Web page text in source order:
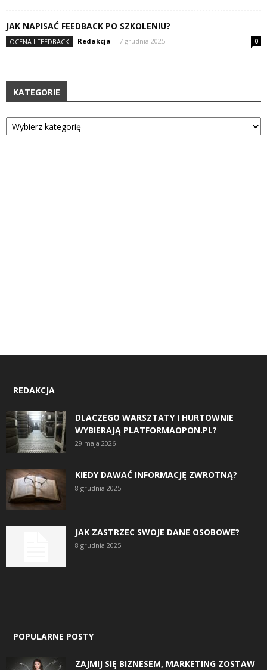
JAK NAPISAĆ FEEDBACK PO SZKOLENIU?
OCENA I FEEDBACK Redakcja - 7 grudnia 2025 0
KATEGORIE
Kategorie
REDAKCJA
DLACZEGO WARSZTATY I HURTOWNIE
WYBIERAJĄ PLATFORMAOPON.PL?
29 maja 2026
KIEDY DAWAĆ INFORMACJĘ ZWROTNĄ?
8 grudnia 2025
JAK ZASTRZEC SWOJE DANE OSOBOWE?
8 grudnia 2025
POPULARNE POSTY
ZAJMIJ SIĘ BIZNESEM, MARKETING ZOSTAW